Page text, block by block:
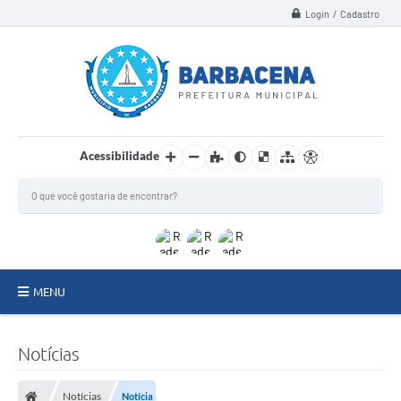
Login / Cadastro
Acessibilidade
MENU
Notícias
Notícias Notícia